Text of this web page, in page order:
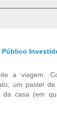
Público
a viagem.
um pastel
da casa (em